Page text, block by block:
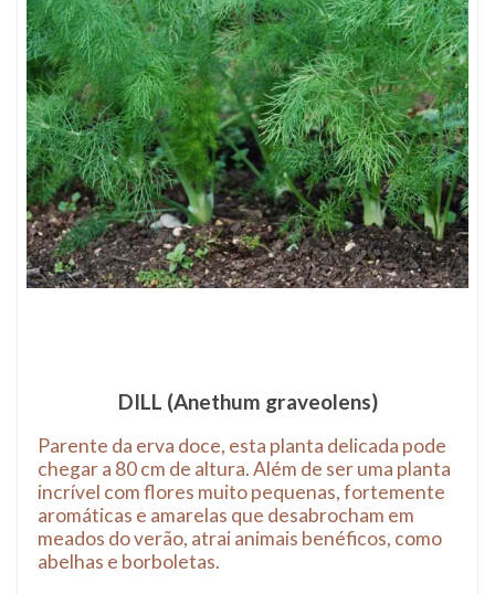
47 Produto(s)
DILL (Anethum graveolens)
Parente da erva doce, esta planta delicada pode
chegar a 80 cm de altura. Além de ser uma planta
incrível com flores muito pequenas, fortemente
aromáticas e amarelas que desabrocham em
meados do verão, atrai animais benéficos, como
abelhas e borboletas.